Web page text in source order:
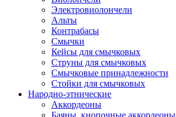
Электровиолончели
Альты
Контрабасы
Смычки
Кейсы для смычковых
Струны для смычковых
Смычковые принадлежности
Стойки для смычковых
Народно-этнические
Аккордеоны
Баяны, кнопочные аккордеоны